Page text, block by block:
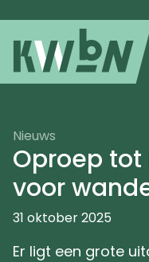
Nieuws
Oproep
voor
31 oktober 2025
Er ligt een grote